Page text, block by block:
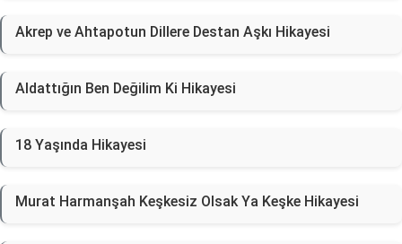
Akrep ve Ahtapotun Dillere Destan Aşkı Hikayesi
Aldattığın Ben Değilim Ki Hikayesi
18 Yaşında Hikayesi
Murat Harmanşah Keşkesiz Olsak Ya Keşke Hikayesi